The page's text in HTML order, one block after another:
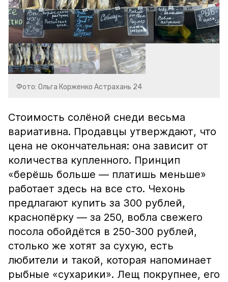
Фото: Ольга Корженко Астрахань 24
Стоимость солёной снеди весьма
вариативна. Продавцы утверждают, что
цена не окончательная: она зависит от
количества купленного. Принцип
«берёшь больше — платишь меньше»
работает здесь на все сто. Чехонь
предлагают купить за 300 рублей,
краснопёрку — за 250, вобла свежего
посола обойдётся в 250-300 рублей,
столько же хотят за сухую, есть
любители и такой, которая напоминает
рыбные «сухарики». Лещ покрупнее, его